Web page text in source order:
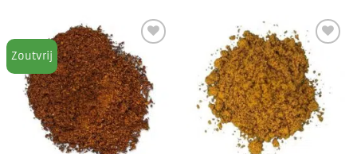
Zoutvrij
Toevoegen
aan
favorieten
Toevoegen
aan
favorieten